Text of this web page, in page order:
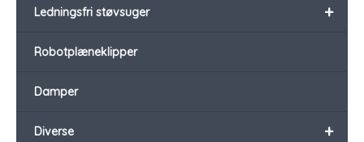
+
Ledningsfri støvsuger
Robotplæneklipper
Damper
+
Diverse